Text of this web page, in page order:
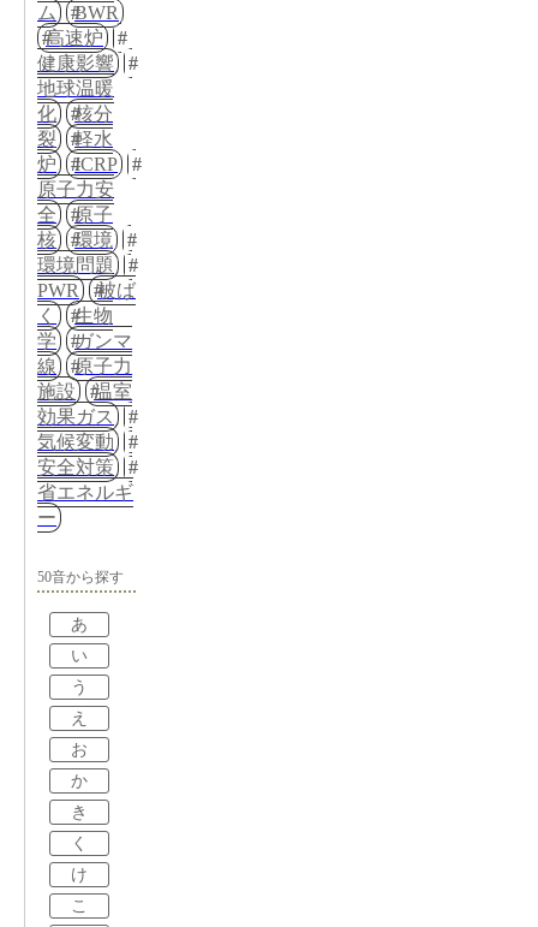
ム
BWR
高速炉
健康影響
地球温暖
化
核分
裂
軽水
炉
ICRP
原子力安
全
原子
核
環境
環境問題
PWR
被ば
く
生物
学
ガンマ
線
原子力
施設
温室
効果ガス
気候変動
安全対策
省エネルギ
ー
50音から探す
あ
い
う
え
お
か
き
く
け
こ